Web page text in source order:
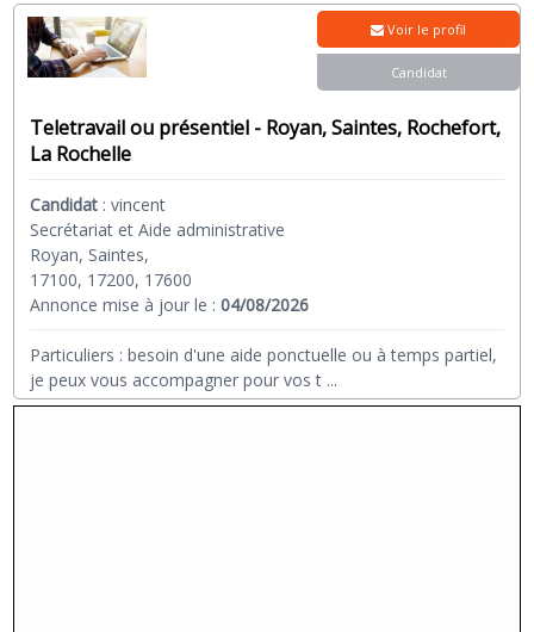
Teletravail ou présentiel - Royan, Saintes, Rochefort,
La Rochelle
Candidat :vincent
Secrétariat et Aide administrative
Royan, Saintes,
17100, 17200, 17600
Annonce mise à jour le :04/08/2026
Particuliers : besoin d'une aide ponctuelle ou à temps partiel,
je peux vous accompagner pour vos t ...
Voir le profil
Candidat